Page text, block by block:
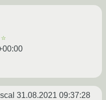
31.08.2021 09:37:28